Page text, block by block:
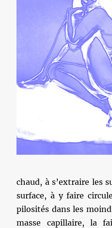
chaud, à s’extraire les
surface, à y faire
pilosités dans les
masse capillaire, la